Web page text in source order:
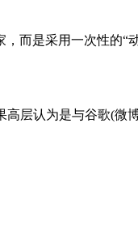
而是采用一次性的“
层认为是与谷歌(微